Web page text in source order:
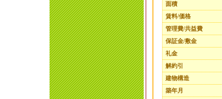
面積
賃料/価格
管理費/共益費
保証金/敷金
礼金
解約引
建物構造
築年月